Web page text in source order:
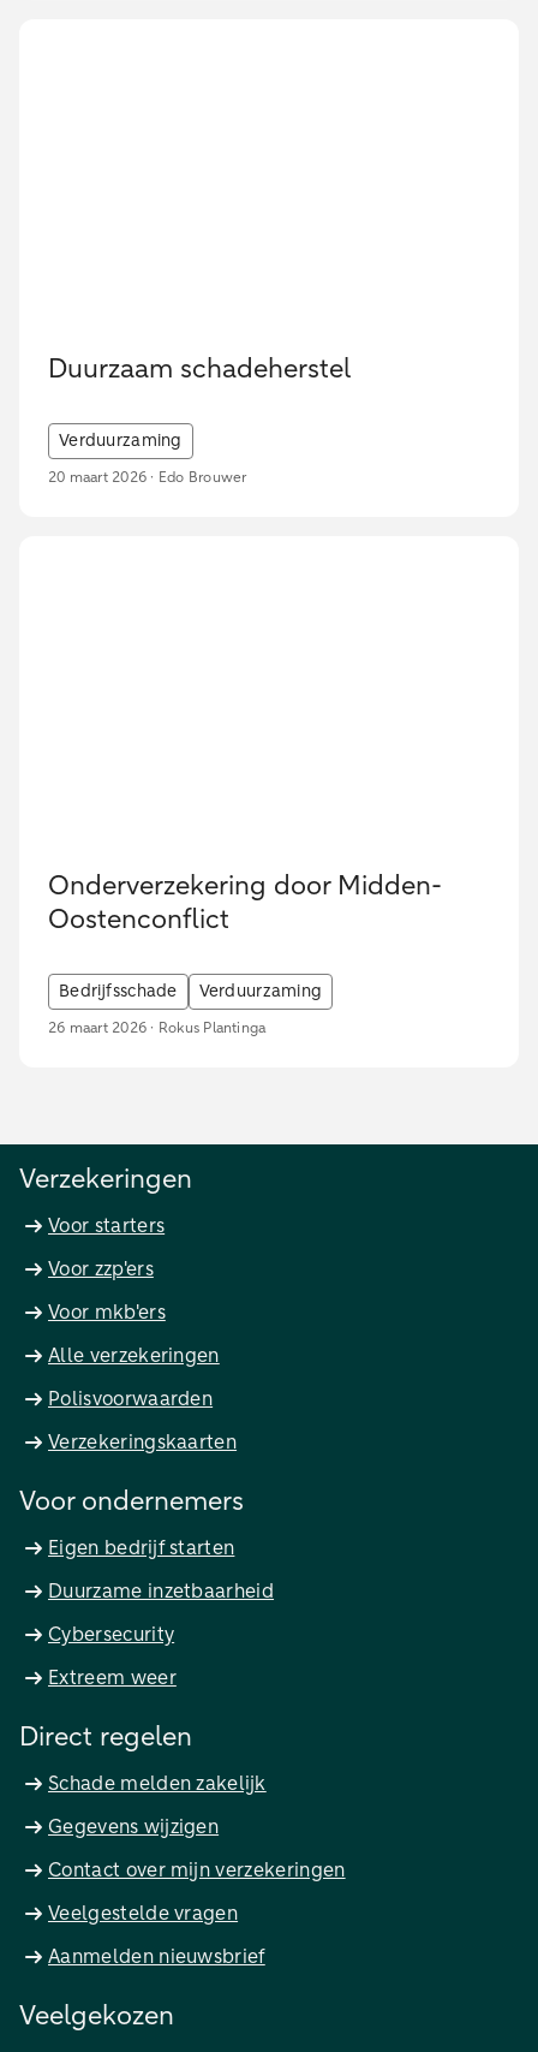
Duurzaam schadeherstel
Verduurzaming
20 maart 2026 · Edo Brouwer
Onderverzekering door Midden-
Oostenconflict
Bedrijfsschade Verduurzaming
26 maart 2026 · Rokus Plantinga
Verzekeringen
Voor starters
Voor zzp'ers
Voor mkb'ers
Alle verzekeringen
Polisvoorwaarden
Verzekeringskaarten
Voor ondernemers
Eigen bedrijf starten
Duurzame inzetbaarheid
Cybersecurity
Extreem weer
Direct regelen
Schade melden zakelijk
Gegevens wijzigen
Contact over mijn verzekeringen
Veelgestelde vragen
Aanmelden nieuwsbrief
Veelgekozen